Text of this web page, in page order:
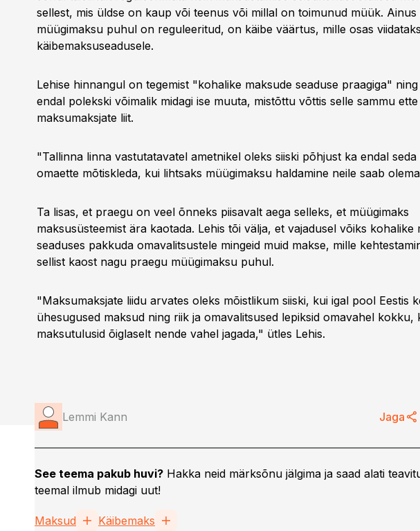
sellest, mis üldse on kaup või teenus või millal on toimunud müük. Ainus
müügimaksu puhul on reguleeritud, on käibe väärtus, mille osas
käibemaksuseadusele.
Lehise hinnangul on tegemist "kohalike maksude seaduse praagiga"
endal polekski võimalik midagi ise muuta, mistõttu võttis selle sammu ette
maksumaksjate liit.
"Tallinna linna vastutatavatel ametnikel oleks siiski põhjust ka endal seda
omaette mõtiskleda, kui lihtsaks müügimaksu haldamine neile saab
Ta lisas, et praegu on veel õnneks piisavalt aega selleks, et müügimaks
maksusüsteemist ära kaotada. Lehis tõi välja, et vajadusel võiks kohalike
seaduses pakkuda omavalitsustele mingeid muid makse, mille
sellist kaost nagu praegu müügimaksu puhul.
"Maksumaksjate liidu arvates oleks mõistlikum siiski, kui igal pool Eestis
ühesugused maksud ning riik ja omavalitsused lepiksid omavahel kokku,
maksutulusid õiglaselt nende vahel jagada," ütles Lehis.
Lemmi Kann Jaga
See teema pakub huvi? Hakka neid märksõnu jälgima ja saad alati
teemal ilmub midagi uut!
Maksud Käibemaks
Maksumaksjad küsivad
ministeeriumilt müügimaksu
Tallinna linn ja maksuhaldur